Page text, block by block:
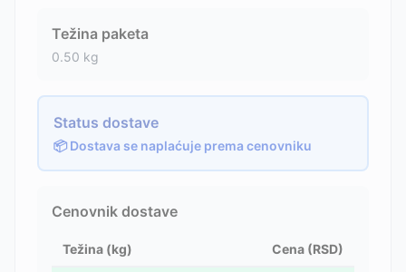
Težina paketa
0.50 kg
Status dostave
📦 Dostava se naplaćuje prema cenovniku
Cenovnik dostave
Težina (kg) Cena (RSD)